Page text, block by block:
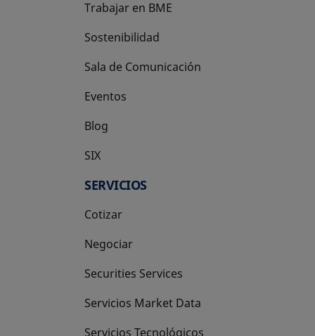
Trabajar en BME
Sostenibilidad
Sala de Comunicación
Eventos
Blog
SIX
se abre en una pestaña nueva
SERVICIOS
Cotizar
Negociar
Securities Services
Servicios Market Data
Servicios Tecnológicos